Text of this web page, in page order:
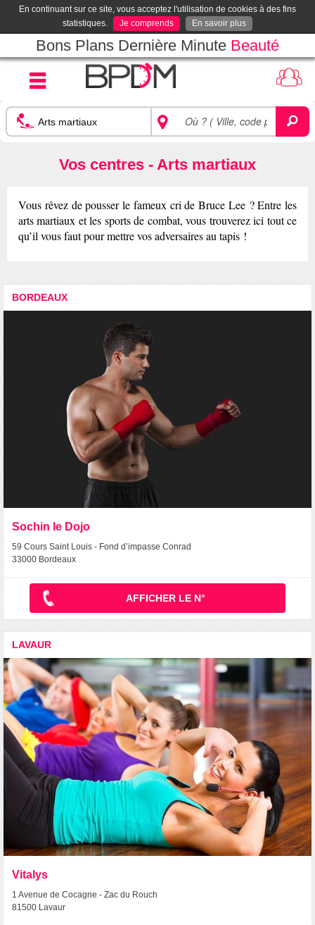
En continuant sur ce site, vous acceptez l'utilisation de cookies à des fins
statistiques.
Je comprends En savoir plus
Bons Plans Dernière Minute Beauté
Vos centres - Arts martiaux
Vous rêvez de pousser le fameux cri de Bruce Lee ? Entre les
arts martiaux et les sports de combat, vous trouverez ici tout ce
qu’il vous faut pour mettre vos adversaires au tapis !
BORDEAUX
Sochin le Dojo
59 Cours Saint Louis - Fond d’impasse Conrad
33000 Bordeaux
AFFICHER LE N°
LAVAUR
Vitalys
1 Avenue de Cocagne - Zac du Rouch
81500 Lavaur